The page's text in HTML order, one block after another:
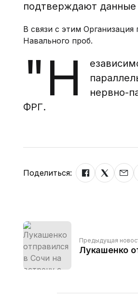
подтверждают данные
В связи с этим
Навального проб.
"Н
нервно-
ФРГ.
Поделиться:
Предыдущая
Лукашенко